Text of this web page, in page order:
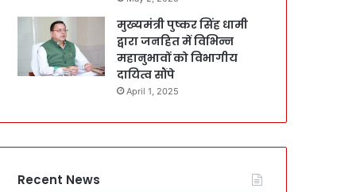
मुख्यमंत्री पुष्कर सिंह धामी
द्वारा जनहित में विभिन्न
महानुभावों को विभागीय
दायित्व सौंपे
April 1, 2025
Recent News